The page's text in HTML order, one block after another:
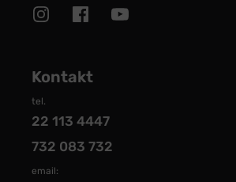
Kontakt
tel.
22 113 4447
732 083 732
email: